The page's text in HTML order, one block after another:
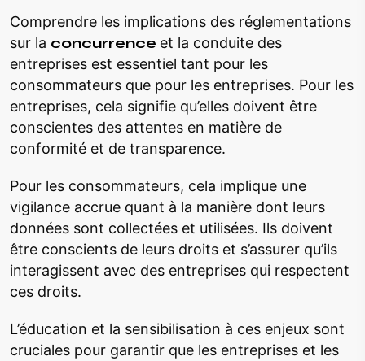
Comprendre les implications des réglementations
sur la concurrence et la conduite des
entreprises est essentiel tant pour les
consommateurs que pour les entreprises. Pour les
entreprises, cela signifie qu’elles doivent être
conscientes des attentes en matière de
conformité et de transparence.
Pour les consommateurs, cela implique une
vigilance accrue quant à la manière dont leurs
données sont collectées et utilisées. Ils doivent
être conscients de leurs droits et s’assurer qu’ils
interagissent avec des entreprises qui respectent
ces droits.
L’éducation et la sensibilisation à ces enjeux sont
cruciales pour garantir que les entreprises et les